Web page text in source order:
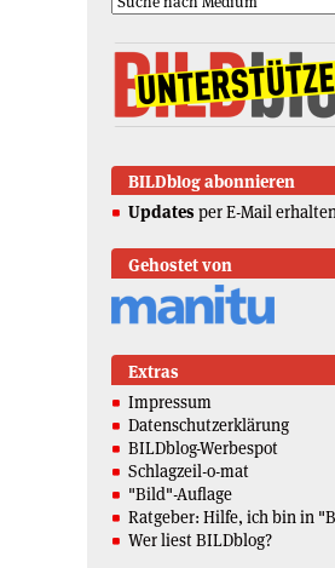
BILDblog abonnieren
Updates per E-Mail
Gehostet von
Extras
Impressum
Datenschutzerklärung
BILDblog-Werbespot
Schlagzeil-o-mat
"Bild"-Auflage
Ratgeber: Hilfe, ich bin in
Wer liest BILDblog?